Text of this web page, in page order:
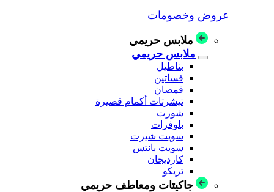
عروض وخصومات
ملابس حريمي
ملابس حريمي
بناطيل
فساتين
قمصان
تيشرتات أكمام قصيرة
شورت
بلوفرات
سويت شيرت
سويت بانتس
كارديجان
تريكو
جاكيتات ومعاطف حريمي